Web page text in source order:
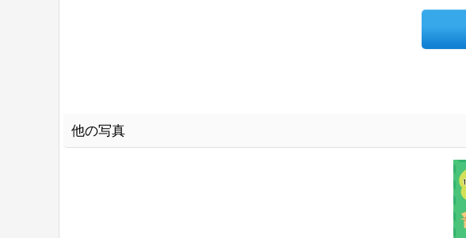
他の写真